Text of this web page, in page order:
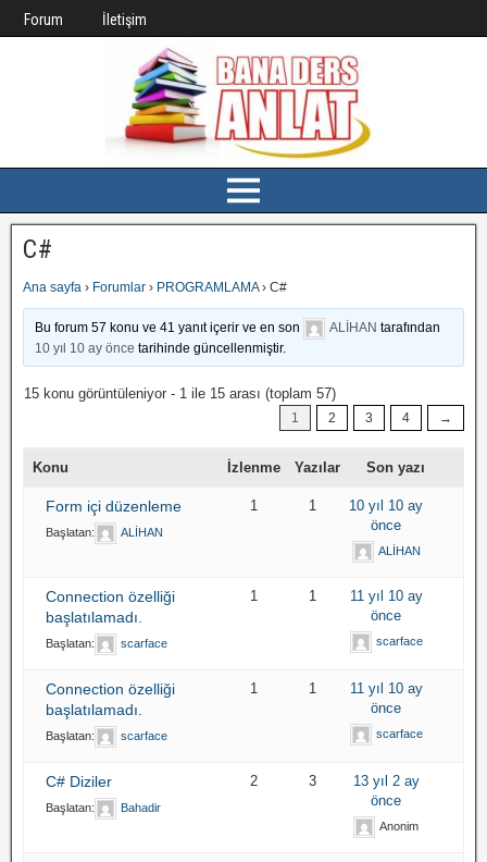
Forum İletişim
C#
Ana sayfa › Forumlar › PROGRAMLAMA › C#
Bu forum 57 konu ve 41 yanıt içerir ve en son ALİHAN tarafından
10 yıl 10 ay önce tarihinde güncellenmiştir.
15 konu görüntüleniyor - 1 ile 15 arası (toplam 57)
1 2 3 4 →
Konu İzlenme Yazılar Son yazı
Form içi düzenleme
Başlatan: ALİHAN
1 1
10 yıl 10 ay
önce
ALİHAN
Connection özelliği
başlatılamadı.
Başlatan: scarface
1 1
11 yıl 10 ay
önce
scarface
Connection özelliği
başlatılamadı.
Başlatan: scarface
1 1
11 yıl 10 ay
önce
scarface
C# Diziler
Başlatan: Bahadir
2 3
13 yıl 2 ay
önce
Anonim